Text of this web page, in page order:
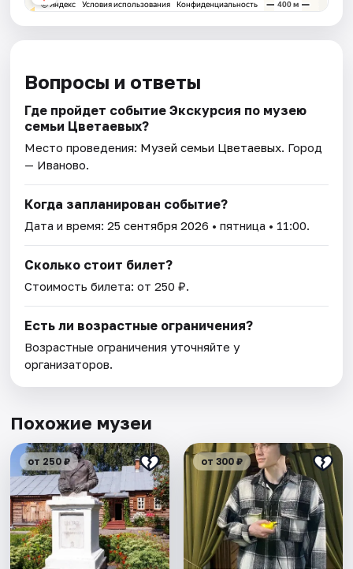
Вопросы и ответы
Где пройдет событие Экскурсия по музею
семьи Цветаевых?
Место проведения: Музей семьи Цветаевых. Город
— Иваново.
Когда запланирован событие?
Дата и время:25 сентября 2026 • пятница • 11:00.
Сколько стоит билет?
Стоимость билета: от 250 ₽.
Есть ли возрастные ограничения?
Возрастные ограничения уточняйте у
организаторов.
Похожие музеи
от 250 ₽ от 300 ₽